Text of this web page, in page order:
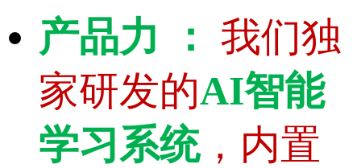
产品力 ： 我们独
家研发的AI智能
学习系统，内置